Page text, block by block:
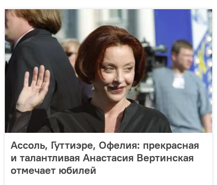
Ассоль, Гуттиэре, Офелия: прекрасная
и талантливая Анастасия Вертинская
отмечает юбилей